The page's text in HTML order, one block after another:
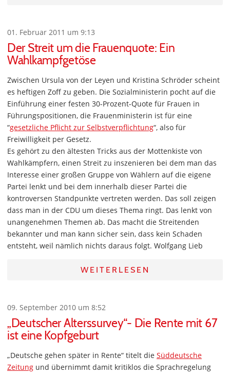
01. Februar 2011 um 9:13
Der Streit um die Frauenquote: Ein
Wahlkampfgetöse
Zwischen Ursula von der Leyen und Kristina Schröder scheint
es heftigen Zoff zu geben. Die Sozialministerin pocht auf die
Einführung einer festen 30-Prozent-Quote für Frauen in
Führungspositionen, die Frauenministerin ist für eine
“gesetzliche Pflicht zur Selbstverpflichtung“, also für
Freiwilligkeit per Gesetz.
Es gehört zu den ältesten Tricks aus der Mottenkiste von
Wahlkämpfern, einen Streit zu inszenieren bei dem man das
Interesse einer großen Gruppe von Wählern auf die eigene
Partei lenkt und bei dem innerhalb dieser Partei die
kontroversen Standpunkte vertreten werden. Das soll zeigen
dass man in der CDU um dieses Thema ringt. Das lenkt von
unangenehmen Themen ab. Das macht die Streitenden
bekannter und man kann sicher sein, dass kein Schaden
entsteht, weil nämlich nichts daraus folgt. Wolfgang Lieb
WEITERLESEN
09. September 2010 um 8:52
„Deutscher Alterssurvey“- Die Rente mit 67
ist eine Kopfgeburt
„Deutsche gehen später in Rente“ titelt die Süddeutsche
Zeitung und übernimmt damit kritiklos die Sprachregelung